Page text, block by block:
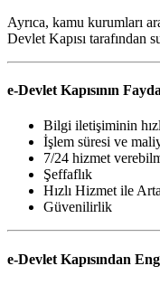
Ayrıca, kamu kurumları
Devlet Kapısı tarafından
e-Devlet Kapısının
Bilgi iletişiminin
İşlem süresi ve
7/24 hizmet
Şeffaflık
Hızlı Hizmet ile
Güvenilirlik
e-Devlet Kapısından